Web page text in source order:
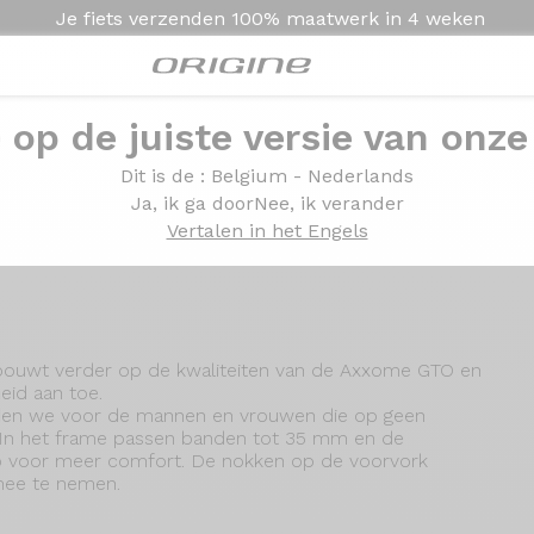
Je fiets verzenden 100% maatwerk in 4 weken
de juiste versie van
Dit is de : Belgium - Nederlands
Ja, ik ga doorNee, ik verander
Vertalen in het Engels
Presentatie
verder op de kwaliteiten van de Axxome GTO en
aan toe.
we voor de mannen en vrouwen die op geen
het frame passen banden tot 35 mm en de
voor meer comfort. De nokken op de voorvork
te nemen.